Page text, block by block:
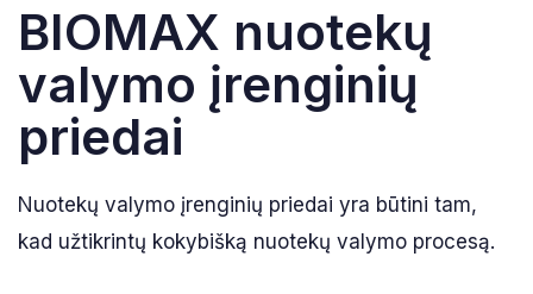
BIOMAX nuotekų
valymo įrenginių
priedai
Nuotekų valymo įrenginių priedai yra būtini tam,
kad užtikrintų kokybišką nuotekų valymo procesą.